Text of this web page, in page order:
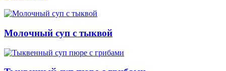
Молочный суп с тыквой